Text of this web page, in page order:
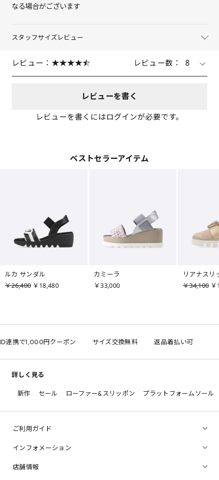
なる場合がございます
スタッフサイズレビュー
レビュー： レビュー数： 8
レビューを書く
レビューを書くにはログインが必要です。
ベストセラーアイテム
ルカ サンダル
￥26,400 ￥18,480
カミーラ
￥33,000
リアナスリ
￥34,100
携で1,000円クーポン サイズ交換無料 返品着払い可
詳しく見る
新作 セール ローファー&スリッポン プラットフォームソール
ご利用ガイド
インフォメーション
店舗情報